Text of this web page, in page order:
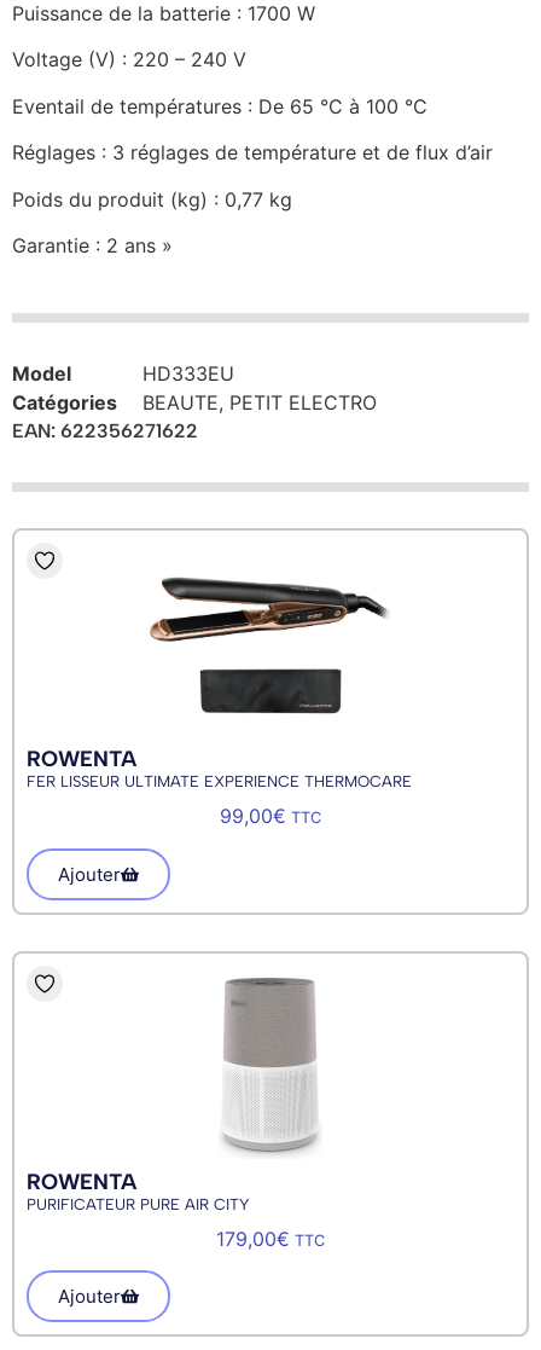
Puissance de la batterie : 1700 W
Voltage (V) : 220 – 240 V
Eventail de températures : De 65 °C à 100 °C
Réglages : 3 réglages de température et de flux d’air
Poids du produit (kg) : 0,77 kg
Garantie : 2 ans »
Model
HD333EU
Catégories
BEAUTE, PETIT ELECTRO
EAN: 622356271622
ROWENTA
FER LISSEUR ULTIMATE EXPERIENCE THERMOCARE
99,00€ TTC
Ajouter
ROWENTA
PURIFICATEUR PURE AIR CITY
179,00€ TTC
Ajouter